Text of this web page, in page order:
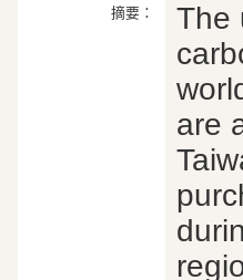
摘要：
The
are